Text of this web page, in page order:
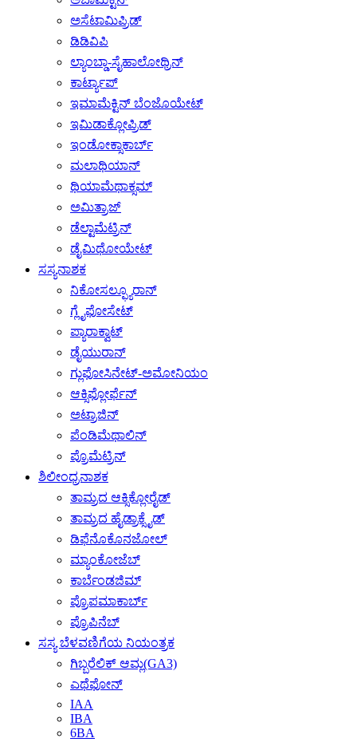
ಅಸೆಟಾಮಿಪ್ರಿಡ್
ಡಿಡಿವಿಪಿ
ಲ್ಯಾಂಬ್ಡಾ-ಸೈಹಾಲೋಥ್ರಿನ್
ಕಾರ್ಟ್ಯಾಪ್
ಇಮಾಮೆಕ್ಟಿನ್ ಬೆಂಜೊಯೇಟ್
ಇಮಿಡಾಕ್ಲೋಪ್ರಿಡ್
ಇಂಡೋಕ್ಸಾಕಾರ್ಬ್
ಮಲಾಥಿಯಾನ್
ಥಿಯಾಮೆಥಾಕ್ಸಮ್
ಅಮಿತ್ರಾಜ್
ಡೆಲ್ಟಾಮೆಟ್ರಿನ್
ಡೈಮಿಥೋಯೇಟ್
ಸಸ್ಯನಾಶಕ
ನಿಕೋಸಲ್ಫ್ಯೂರಾನ್
ಗ್ಲೈಫೋಸೇಟ್
ಪ್ಯಾರಾಕ್ವಾಟ್
ಡೈಯುರಾನ್
ಗ್ಲುಫೋಸಿನೇಟ್-ಅಮೋನಿಯಂ
ಆಕ್ಸಿಫ್ಲೋರ್ಫೆನ್
ಅಟ್ರಾಜಿನ್
ಪೆಂಡಿಮೆಥಾಲಿನ್
ಪ್ರೊಮೆಟ್ರಿನ್
ಶಿಲೀಂಧ್ರನಾಶಕ
ತಾಮ್ರದ ಆಕ್ಸಿಕ್ಲೋರೈಡ್
ತಾಮ್ರದ ಹೈಡ್ರಾಕ್ಸೈಡ್
ಡಿಫೆನೊಕೊನಜೋಲ್
ಮ್ಯಾಂಕೋಜೆಬ್
ಕಾರ್ಬೆಂಡಜಿಮ್
ಪ್ರೊಪಮಾಕಾರ್ಬ್
ಪ್ರೊಪಿನೆಬ್
ಸಸ್ಯ ಬೆಳವಣಿಗೆಯ ನಿಯಂತ್ರಕ
ಗಿಬ್ಬರೆಲಿಕ್ ಆಮ್ಲ(GA3)
ಎಥೆಫೋನ್
IAA
IBA
6BA